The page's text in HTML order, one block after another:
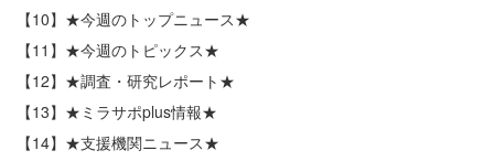
【10】★今週のトップニュース★
【11】★今週のトピックス★
【12】★調査・研究レポート★
【13】★ミラサポplus情報★
【14】★支援機関ニュース★